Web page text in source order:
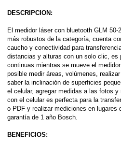
DESCRIPCION:
El medidor láser con bluetooth GLM
más robustos de la categoría, cuenta
caucho y conectividad para
distancias y alturas con un solo clic, es
continuas mientras se mueve el
posible medir áreas, volúmenes,
saber la inclinación de superficies
el celular, agregar medidas a las fotos
con el celular es perfecta para la
o PDF y realizar mediciones en
garantía de 1 año Bosch.
BENEFICIOS: